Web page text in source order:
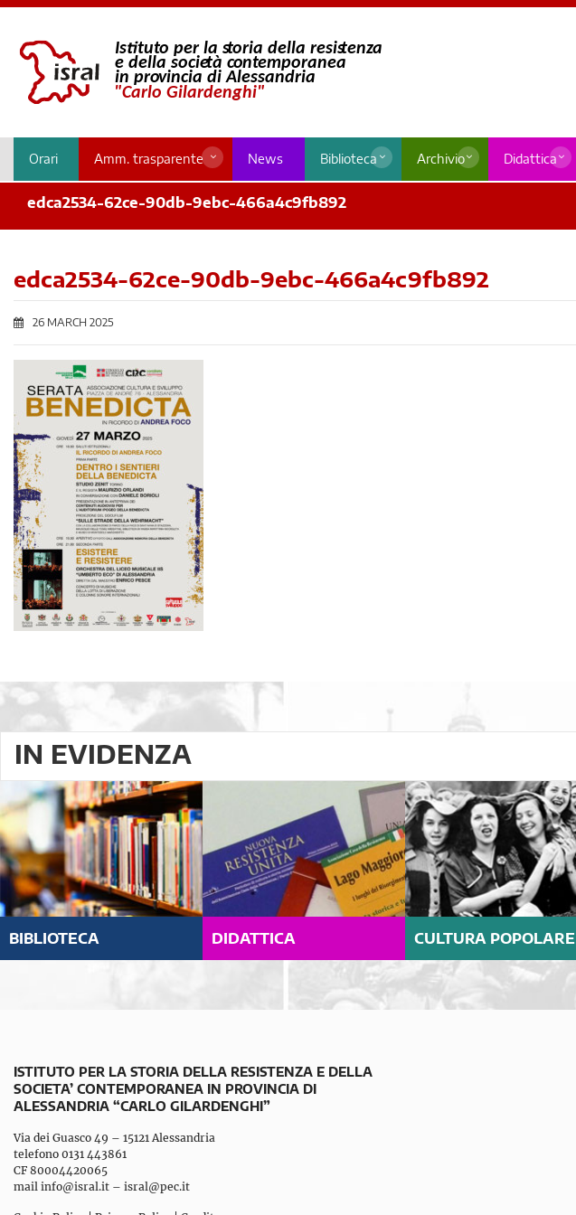
Orari Amm. trasparente News Biblioteca Archivio Didattica
edca2534-62ce-90db-9ebc-466a4c9fb892
edca2534-62ce-90db-9ebc-466a4c9fb892
26 MARCH 2025
IN EVIDENZA
BIBLIOTECA DIDATTICA CULTURA POPOLARE
ISTITUTO PER LA STORIA DELLA RESISTENZA E DELLA
SOCIETA’ CONTEMPORANEA IN PROVINCIA DI
ALESSANDRIA “CARLO GILARDENGHI”
Via dei Guasco 49 – 15121 Alessandria
telefono 0131 443861
CF 80004420065
mail info@isral.it – isral@pec.it